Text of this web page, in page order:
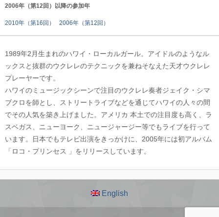
2006年（第12回）以降の参加年
2010年（第16回） 2006年（第12回）
1989年2月生まれのハワイ・ローカルガール。アイドルのようなル
ックスと抜群のウクレレのテクニックを兼ねそなえた天才ウクレレ
プレーヤーです。
ハワイのミュージックシーンで注目のウクレレ奏者ジェイク・シマ
ブクロを師とし、ストリートライブなどを通じてハワイの人々の間
でその人気を築き上げました。アメリカ 本土での注目度も高く、ラ
スベガス、ニューヨーク、ニュージャージー等でもライブを行って
います。日本でもテレビ出演をきっかけに、2005年には初アルバム
「ロコ・プリンセス 」をリリースしています。
English